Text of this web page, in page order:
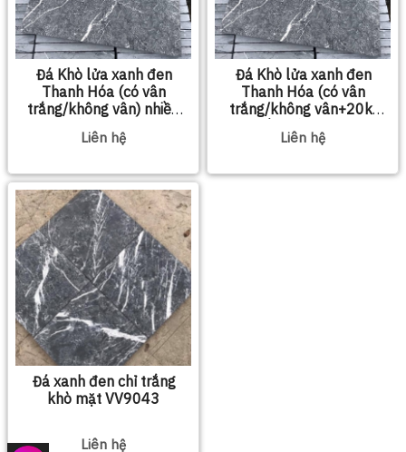
Đá Khò lửa xanh đen
Thanh Hóa (có vân
trắng/không vân) nhiều
kích thước
Liên hệ
Đá Khò lửa xanh đen
Thanh Hóa (có vân
trắng/không vân+20k)
nhiều kích thước
Liên hệ
Đá xanh đen chỉ trắng
khò mặt VV9043
Liên hệ